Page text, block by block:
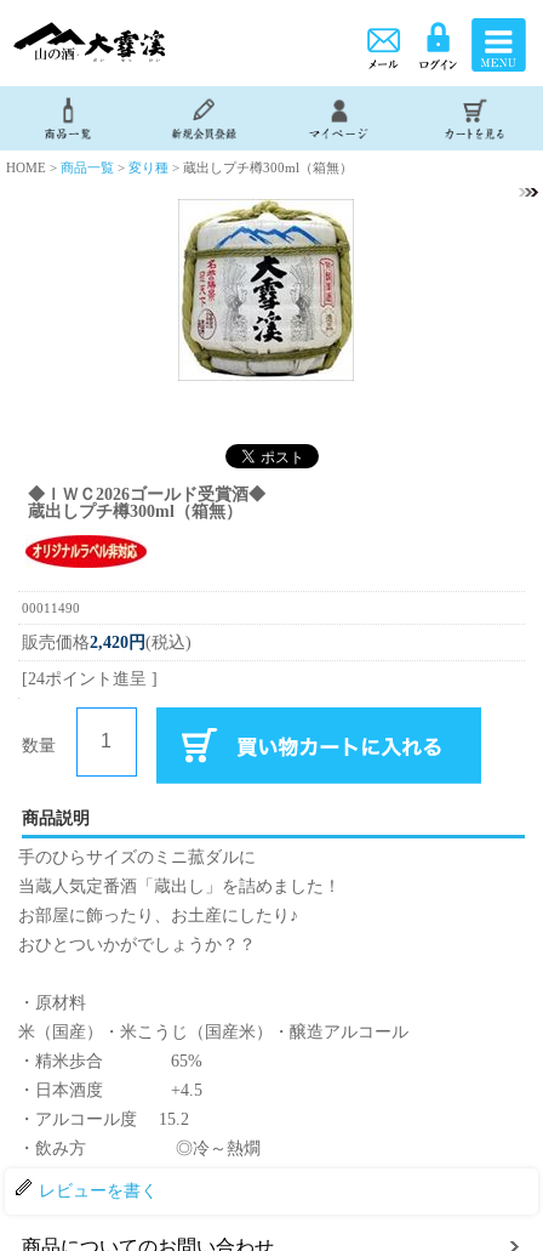
HOME > 商品一覧 > 変り種 > 蔵出しプチ樽300ml（箱無）
◆ＩＷＣ2026ゴールド受賞酒◆
蔵出しプチ樽300ml（箱無）
00011490
販売価格2,420円(税込)
[24ポイント進呈 ]
数量
商品説明
手のひらサイズのミニ菰ダルに
当蔵人気定番酒「蔵出し」を詰めました！
お部屋に飾ったり、お土産にしたり♪
おひとついかがでしょうか？？
・原材料
米（国産）・米こうじ（国産米）・醸造アルコール
・精米歩合 65%
・日本酒度 +4.5
・アルコール度 15.2
・飲み方 ◎冷～熱燗
レビューを書く